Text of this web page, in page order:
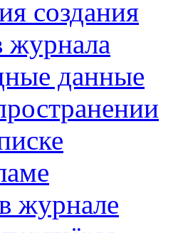
создания
журнала
данные
журнале